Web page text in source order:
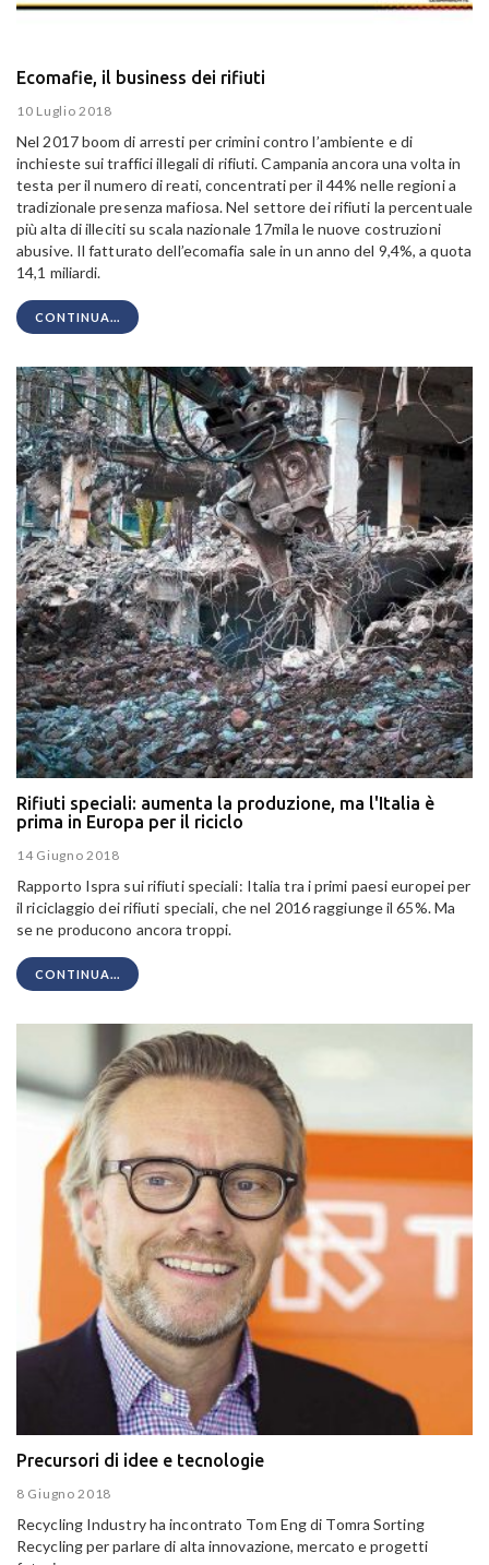
Ecomafie, il business dei rifiuti
10 Luglio 2018
Nel 2017 boom di arresti per crimini contro l’ambiente e di
inchieste sui traffici illegali di rifiuti. Campania ancora una volta in
testa per il numero di reati, concentrati per il 44% nelle regioni a
tradizionale presenza mafiosa. Nel settore dei rifiuti la percentuale
più alta di illeciti su scala nazionale 17mila le nuove costruzioni
abusive. Il fatturato dell’ecomafia sale in un anno del 9,4%, a quota
14,1 miliardi.
CONTINUA...
Rifiuti speciali: aumenta la produzione, ma l'Italia è
prima in Europa per il riciclo
14 Giugno 2018
Rapporto Ispra sui rifiuti speciali: Italia tra i primi paesi europei per
il riciclaggio dei rifiuti speciali, che nel 2016 raggiunge il 65%. Ma
se ne producono ancora troppi.
CONTINUA...
Precursori di idee e tecnologie
8 Giugno 2018
Recycling Industry ha incontrato Tom Eng di Tomra Sorting
Recycling per parlare di alta innovazione, mercato e progetti